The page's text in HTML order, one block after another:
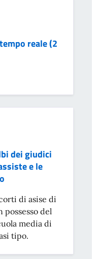
reale (2
dei giudici
e le
di asise di
possesso del
media di
tipo.